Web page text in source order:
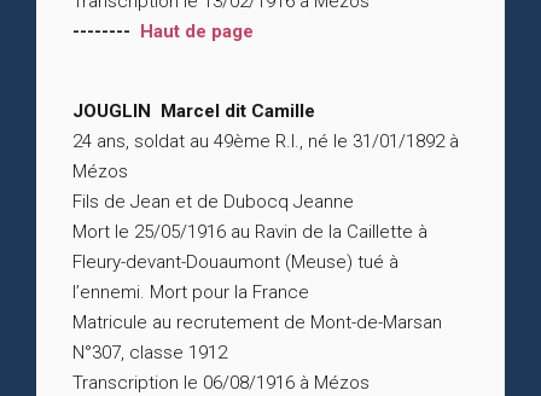
-------- Haut de page
JOUGLIN Marcel dit Camille
24 ans, soldat au 49ème R.I., né le 31/01/1892 à
Mézos
Fils de Jean et de Dubocq Jeanne
Mort le 25/05/1916 au Ravin de la Caillette à
Fleury-devant-Douaumont (Meuse) tué à
l’ennemi. Mort pour la France
Matricule au recrutement de Mont-de-Marsan
N°307, classe 1912
Transcription le 06/08/1916 à Mézos